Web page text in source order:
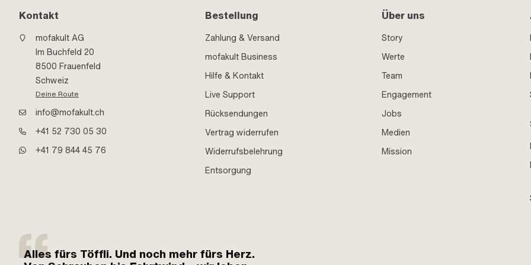
Kontakt
mofakult AG
Im Buchfeld 20
8500 Frauenfeld
Schweiz
Deine Route
info@mofakult.ch
+41 52 730 05 30
+41 79 844 45 76
Bestellung
Zahlung & Versand
mofakult Business
Hilfe & Kontakt
Live Support
Rücksendungen
Vertrag widerrufen
Widerrufsbelehrung
Entsorgung
Über uns
Story
Werte
Team
Engagement
Jobs
Medien
Mission
Alles fürs Töffli. Und noch mehr fürs Herz.